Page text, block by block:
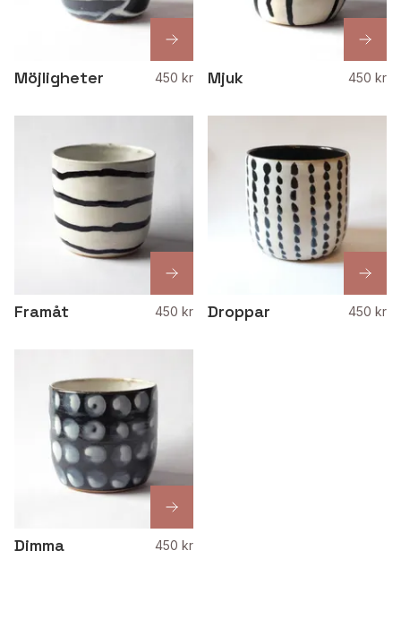
Möjligheter 450 kr Mjuk 450 kr
Framåt 450 kr Droppar 450 kr
Dimma 450 kr